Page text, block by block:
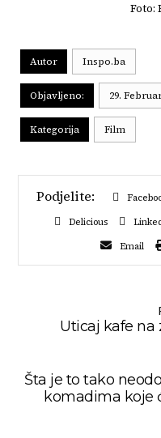
Foto:
Autor Inspo.ba
Objavljeno: 29.
Kategorija Film
Delicious
Email
Uticaj kafe na
Šta je to tako
komadima koje